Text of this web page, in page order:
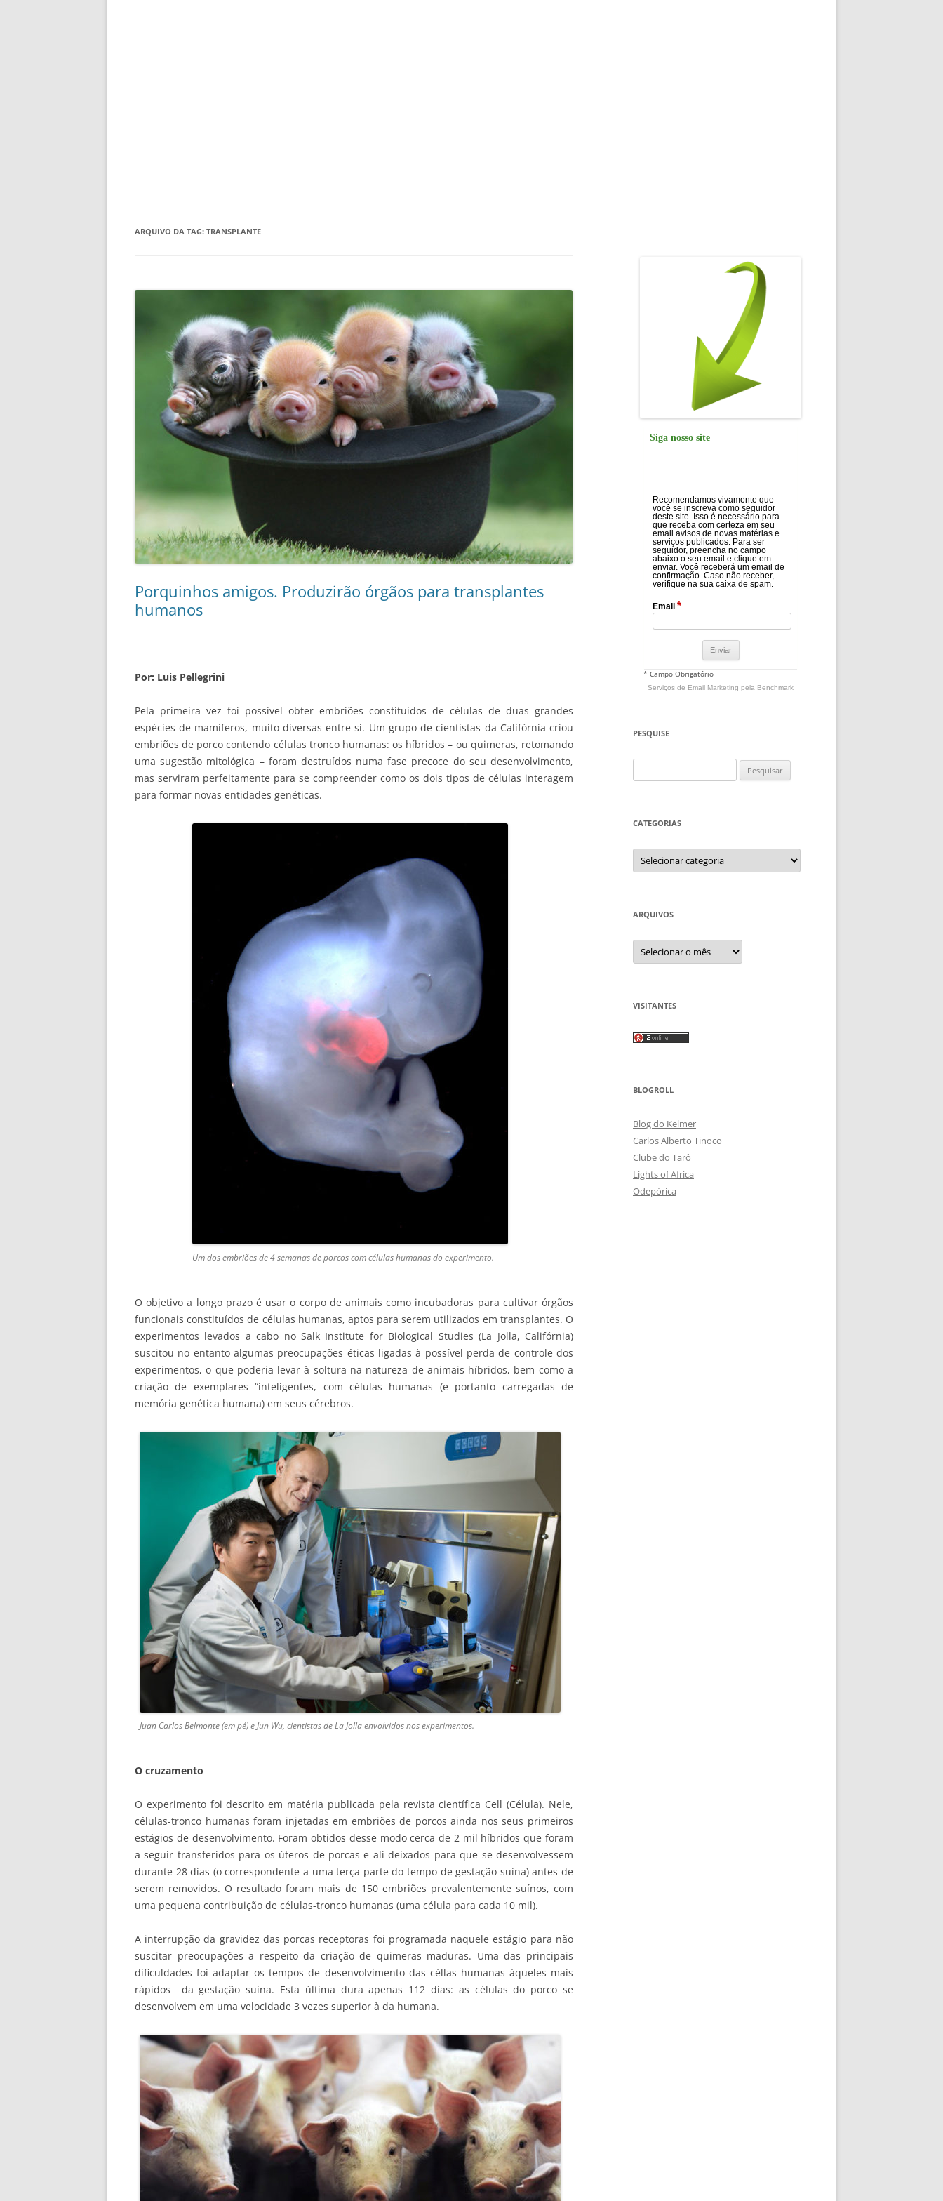
ARQUIVO DA TAG: TRANSPLANTE
Porquinhos amigos. Produzirão órgãos para transplantes
humanos
Por: Luis Pellegrini
Pela primeira vez foi possível obter embriões constituídos de células de duas grandes
espécies de mamíferos, muito diversas entre si. Um grupo de cientistas da Califórnia criou
embriões de porco contendo células tronco humanas: os híbridos – ou quimeras, retomando
uma sugestão mitológica – foram destruídos numa fase precoce do seu desenvolvimento,
mas serviram perfeitamente para se compreender como os dois tipos de células interagem
para formar novas entidades genéticas.
Um dos embriões de 4 semanas de porcos com células humanas do experimento.
O objetivo a longo prazo é usar o corpo de animais como incubadoras para cultivar órgãos
funcionais constituídos de células humanas, aptos para serem utilizados em transplantes. O
experimentos levados a cabo no Salk Institute for Biological Studies (La Jolla, Califórnia)
suscitou no entanto algumas preocupações éticas ligadas à possível perda de controle dos
experimentos, o que poderia levar à soltura na natureza de animais híbridos, bem como a
criação de exemplares “inteligentes, com células humanas (e portanto carregadas de
memória genética humana) em seus cérebros.
Juan Carlos Belmonte (em pé) e Jun Wu, cientistas de La Jolla envolvidos nos experimentos.
O cruzamento
O experimento foi descrito em matéria publicada pela revista científica Cell (Célula). Nele,
células-tronco humanas foram injetadas em embriões de porcos ainda nos seus primeiros
estágios de desenvolvimento. Foram obtidos desse modo cerca de 2 mil híbridos que foram
a seguir transferidos para os úteros de porcas e ali deixados para que se desenvolvessem
durante 28 dias (o correspondente a uma terça parte do tempo de gestação suína) antes de
serem removidos. O resultado foram mais de 150 embriões prevalentemente suínos, com
uma pequena contribuição de células-tronco humanas (uma célula para cada 10 mil).
A interrupção da gravidez das porcas receptoras foi programada naquele estágio para não
suscitar preocupações a respeito da criação de quimeras maduras. Uma das principais
dificuldades foi adaptar os tempos de desenvolvimento das céllas humanas àqueles mais
rápidos da gestação suína. Esta última dura apenas 112 dias: as células do porco se
desenvolvem em uma velocidade 3 vezes superior à da humana.
Siga nosso site
Recomendamos vivamente que
você se inscreva como seguidor
deste site. Isso é necessário para
que receba com certeza em seu
email avisos de novas matérias e
serviços publicados. Para ser
seguidor, preencha no campo
abaixo o seu email e clique em
enviar. Você receberá um email de
confirmação. Caso não receber,
verifique na sua caixa de spam.
Email *
* Campo Obrigatório
Serviços de Email Marketing pela Benchmark
PESQUISE
por:
CATEGORIAS
Categorias
ARQUIVOS
Arquivos
VISITANTES
BLOGROLL
Blog do Kelmer
Carlos Alberto Tinoco
Clube do Tarô
Lights of Africa
Odepórica